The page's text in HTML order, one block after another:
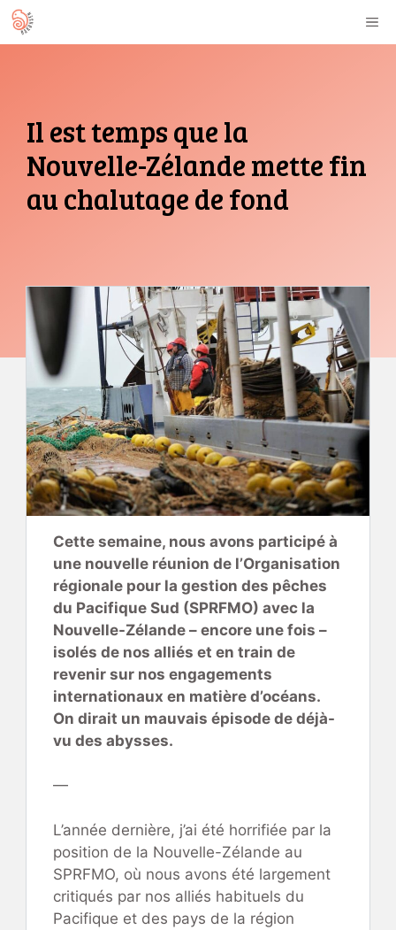
Aller
au
Il est temps que la
Nouvelle-Zélande mette fin
au chalutage de fond
Cette semaine, nous avons participé à
une nouvelle réunion de l’Organisation
régionale pour la gestion des pêches
du Pacifique Sud (SPRFMO) avec la
Nouvelle-Zélande – encore une fois –
isolés de nos alliés et en train de
revenir sur nos engagements
internationaux en matière d’océans.
On dirait un mauvais épisode de déjà-
vu des abysses.
—
L’année dernière, j’ai été horrifiée par la
position de la Nouvelle-Zélande au
SPRFMO, où nous avons été largement
critiqués par nos alliés habituels du
Pacifique et des pays de la région